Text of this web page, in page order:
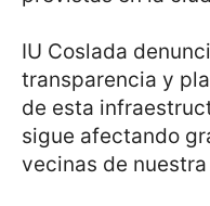
IU Coslada
transparencia y
de esta
sigue afectando
vecinas de